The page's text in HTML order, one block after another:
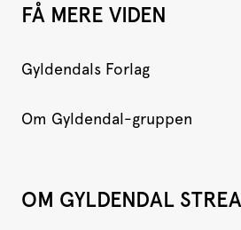
FÅ MERE VIDEN
Gyldendals Forlag
Om Gyldendal-gruppen
OM GYLDENDAL